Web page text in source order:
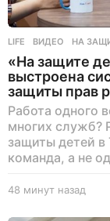
LIFE ВИДЕО ,НА
«На защите
выстроена
защиты прав
Работа одного
многих служб?
защиты детей в
команда, а не
48 минут назад